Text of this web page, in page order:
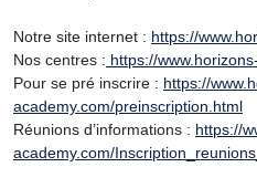
Notre site internet : https://
Nos centres : https://
Pour se pré inscrire : https://
academy.com/preinscription.html
Réunions d’informations : https://
academy.com/